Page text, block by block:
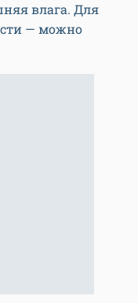
влага. Для
— можно